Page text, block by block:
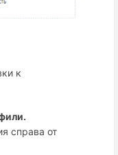
к
справа от